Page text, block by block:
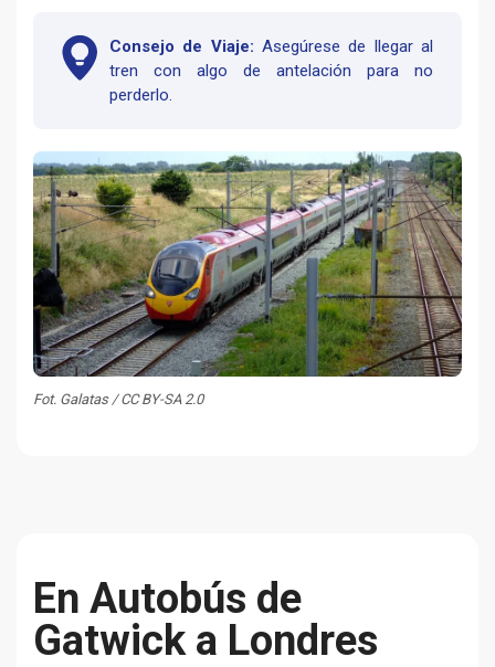
Consejo de Viaje: Asegúrese de llegar al
tren con algo de antelación para no
perderlo.
Fot. Galatas / CC BY-SA 2.0
En Autobús de
Gatwick a Londres